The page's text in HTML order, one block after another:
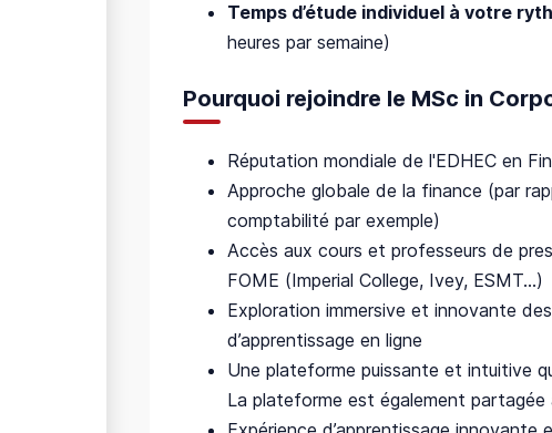
Temps d’étude individuel à votre
heures par semaine)
Pourquoi rejoindre le MSc in
Réputation mondiale de l'EDHEC en
Approche globale de la finance (par
comptabilité par exemple)
Accès aux cours et professeurs de
FOME (Imperial College, Ivey, ESMT...)
Exploration immersive et innovante
d’apprentissage en ligne
Une plateforme puissante et intuitive
La plateforme est également